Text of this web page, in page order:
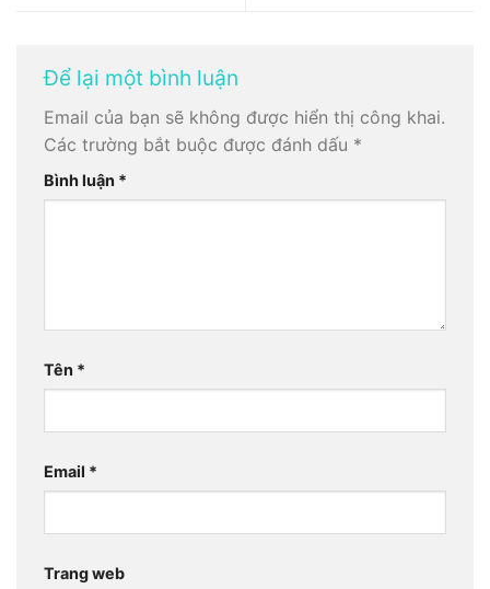
Để lại một bình luận
Email của bạn sẽ không được hiển thị công khai.
Các trường bắt buộc được đánh dấu *
Bình luận *
Tên *
Email *
Trang web